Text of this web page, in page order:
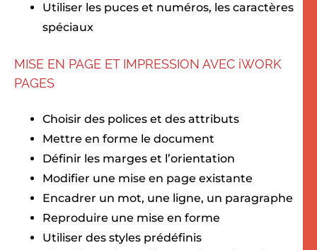
Utiliser les puces et numéros, les caractères
spéciaux
MISE EN PAGE ET IMPRESSION AVEC iWORK
PAGES
Choisir des polices et des attributs
Mettre en forme le document
Définir les marges et l’orientation
Modifier une mise en page existante
Encadrer un mot, une ligne, un paragraphe
Reproduire une mise en forme
Utiliser des styles prédéfinis